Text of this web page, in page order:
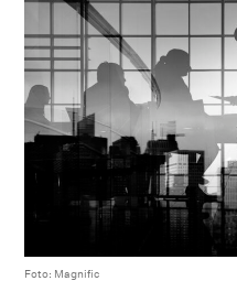
Foto: Magnific